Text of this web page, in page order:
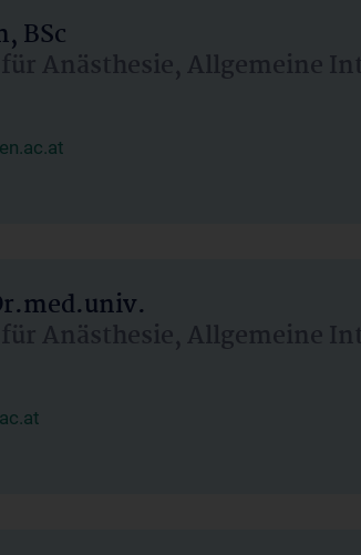
BSc
Anästhesie, Allgemeine
Anästhesie, Allgemeine